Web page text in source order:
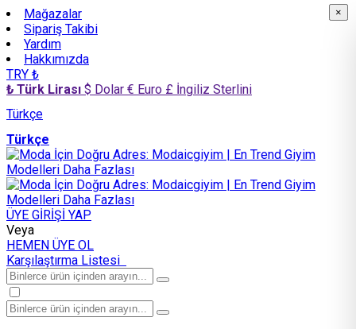
Mağazalar
Sipariş Takibi
Yardım
Hakkımızda
TRY ₺
₺ Türk Lirası $ Dolar € Euro £ İngiliz Sterlini
Türkçe
Türkçe
ÜYE GİRİŞİ YAP
Veya
HEMEN ÜYE OL
Karşılaştırma Listesi
×
×